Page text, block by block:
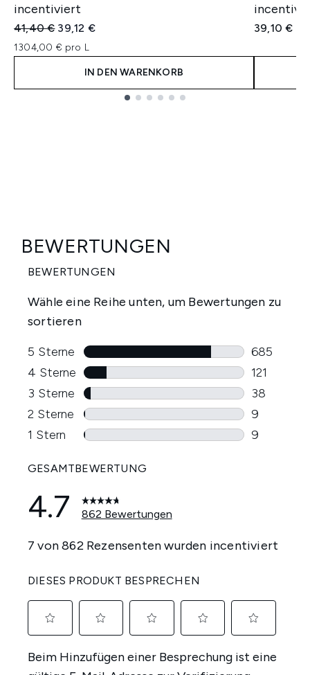
incentiviert
Unverbindliche Preisempfehlung:
41,40 € Aktueller Preis:
39,12 €
1304,00 € pro L
IN DEN WARENKORB
39,10 €